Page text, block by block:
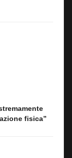
fisica”